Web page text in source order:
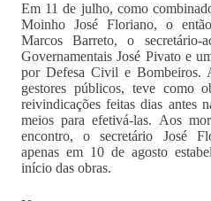
Em 11 de julho, como
Moinho José Floriano, o
Marcos Barreto, o secretário-
Governamentais José Pivato e
por Defesa Civil e Bombeiros.
gestores públicos, teve como
reivindicações feitas dias antes
meios para efetivá-las. Aos
encontro, o secretário José
apenas em 10 de agosto
início das obras.